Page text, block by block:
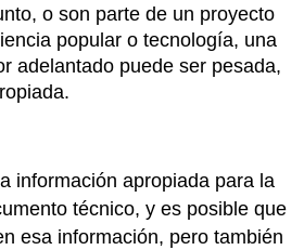
o son parte de un proyecto
popular o tecnología, una
adelantado puede ser pesada,
información apropiada para la
técnico, y es posible que
esa información, pero también